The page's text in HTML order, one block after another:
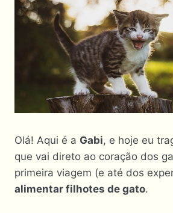
Olá! Aqui é a Gabi, e hoje eu
que vai direto ao coração dos
primeira viagem (e até dos
alimentar filhotes de gato.